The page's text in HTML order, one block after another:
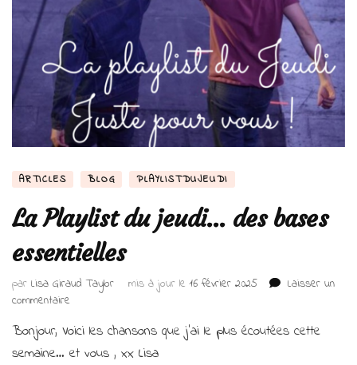
ARTICLES BLOG PLAYLISTDUJEUDI
La Playlist du jeudi… des bases
essentielles
par Lisa Giraud Taylor mis à jour le 16 février 2025
Laisser un
commentaire
Playlist
du
Bonjour, Voici les chansons que j’ai le plus écoutées cette
semaine… et vous , xx Lisa